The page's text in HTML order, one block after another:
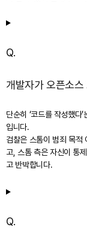
Q.
개발자가 오픈소
단순히 ‘코드를 작성했다
입니다.
검찰은 스톰이 범죄 목적
고, 스톰 측은 자신이 통
고 반박합니다.
Q.